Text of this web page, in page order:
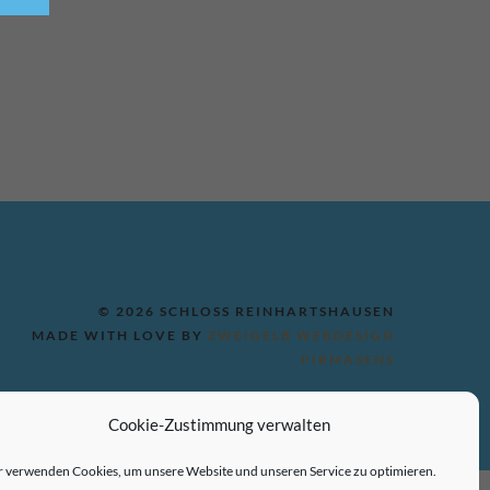
Cookie-Zustimmung verwalten
verwenden Cookies, um unsere Website und unseren Service zu optimieren.
© 2026 SCHLOSS REINHARTSHAUSEN
MADE WITH LOVE BY ZWEIGELB WEBDESIGN
PIRMASENS